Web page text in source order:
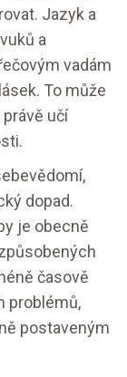
Jazyk a
a
vadám
To může
učí
dopad.
je obecně
časově
problémů,
postaveným